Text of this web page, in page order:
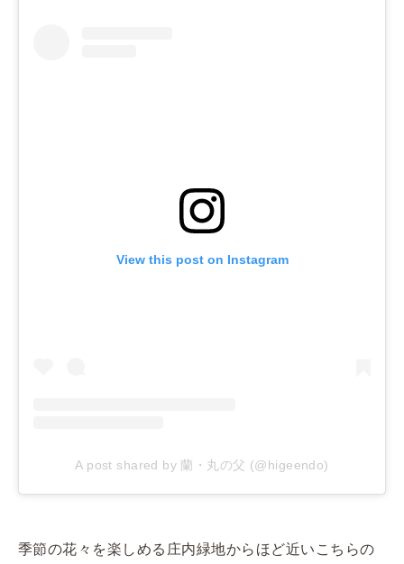
View this post on Instagram
A post shared by 蘭・丸の父 (@higeendo)
季節の花々を楽しめる庄内緑地からほど近いこちらの